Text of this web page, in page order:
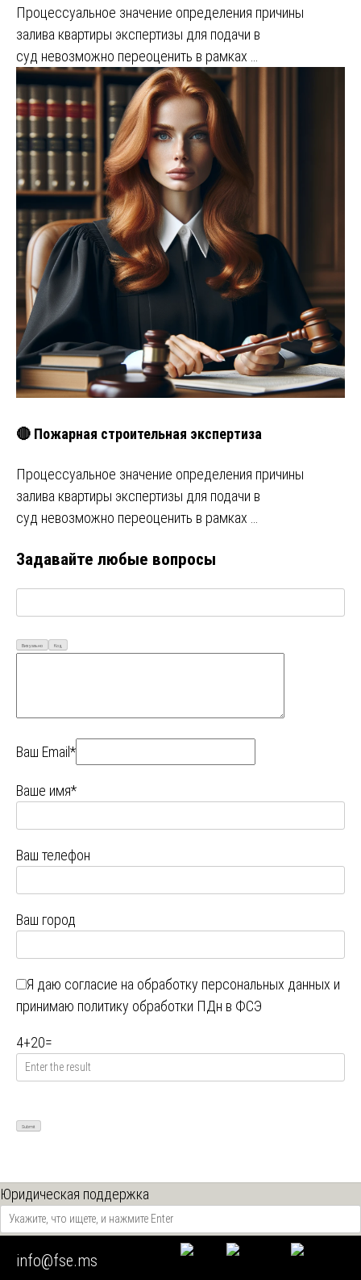
Процессуальное значение определения причины
залива квартиры экспертизы для подачи в
суд невозможно переоценить в рамках …
🔴 Пожарная строительная экспертиза
Процессуальное значение определения причины
залива квартиры экспертизы для подачи в
суд невозможно переоценить в рамках …
Задавайте любые вопросы
Визуально Код
Ваш Email*
Ваше имя*
Ваш телефон
Ваш город
Я даю согласие на обработку персональных данных и
принимаю политику обработки ПДн в ФСЭ
4+20=
Юридическая поддержка
Наши экспертные возможности
info@fse.ms